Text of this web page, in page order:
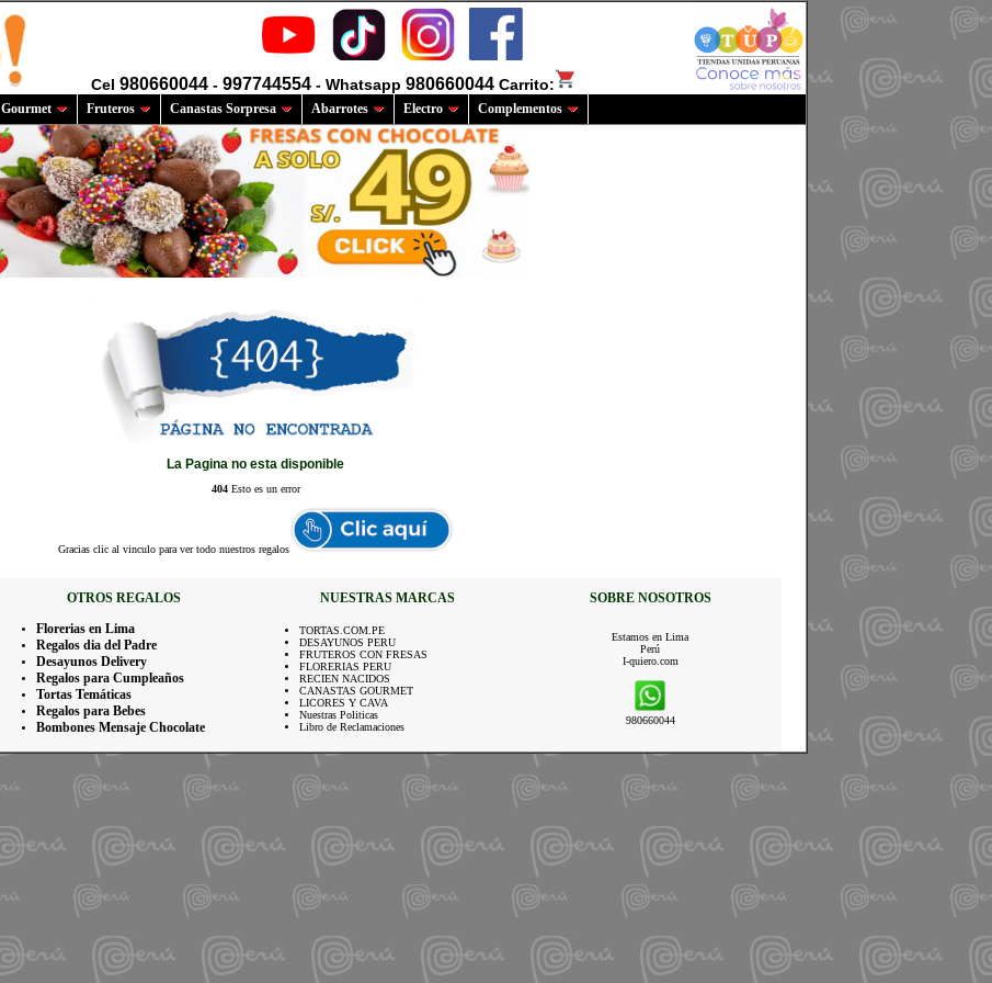
Cel 980660044 - 997744554 - Whatsapp 980660044 Carrito:
Gourmet Fruteros Canastas Sorpresa Abarrotes Electro Complementos
La Pagina no esta disponible
404Esto es un error
Gracias clic al vinculo para ver todo nuestros regalos
OTROS REGALOS NUESTRAS MARCAS SOBRE NOSOTROS
Florerias en Lima
Regalos dia del Padre
Desayunos Delivery
Regalos para Cumpleaños
Tortas Temáticas
Regalos para Bebes
Bombones Mensaje Chocolate
TORTAS.COM.PE
DESAYUNOS PERU
FRUTEROS CON FRESAS
FLORERIAS PERU
RECIEN NACIDOS
CANASTAS GOURMET
LICORES Y CAVA
Nuestras Politicas
Libro de Reclamaciones
Estamos en Lima
Perú
I-quiero.com
980660044